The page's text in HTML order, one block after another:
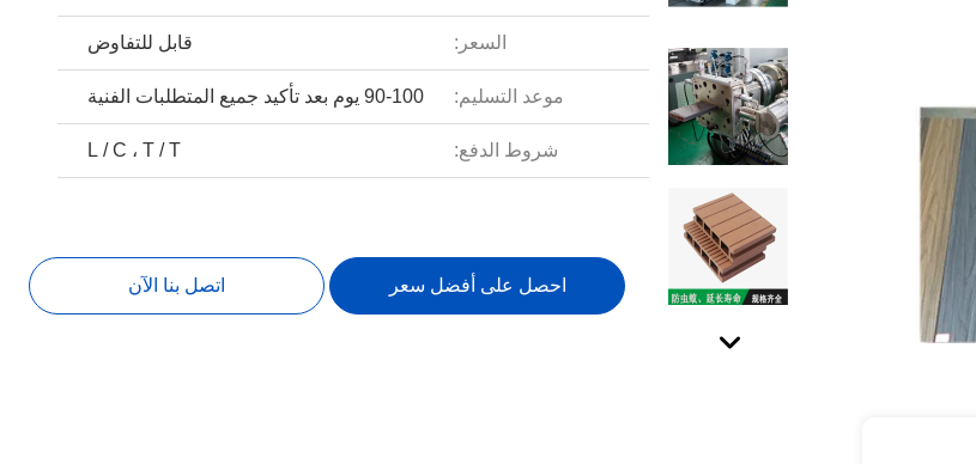
السعر: قابل للتفاوض
موعد التسليم: 90-100 يوم بعد تأكيد جميع المتطلبات الفنية
شروط الدفع: L / C ، T / T
احصل على أفضل سعر اتصل بنا الآن